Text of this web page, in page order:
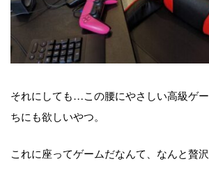
それにしても…この腰にやさしい高級ゲ
ちにも欲しいやつ。
これに座ってゲームだなんて、なんと贅沢